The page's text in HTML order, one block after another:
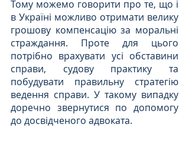
Тому можемо говорити про те, що і
в Україні можливо отримати велику
грошову компенсацію за моральні
страждання. Проте для цього
потрібно врахувати усі обставини
справи, судову практику та
побудувати правильну стратегію
ведення справи. У такому випадку
доречно звернутися по допомогу
до досвідченого адвоката.